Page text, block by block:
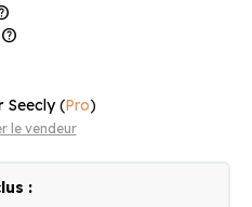
help
Seecly(Pro)
le vendeur
: